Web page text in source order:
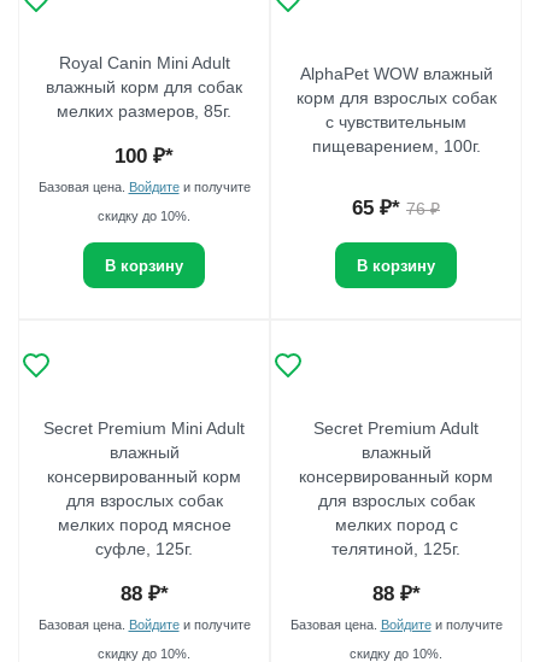
Royal Canin Mini Adult
влажный корм для собак
мелких размеров, 85г.
100 ₽*
Базовая цена. Войдитеи получите
скидку до 10%.
В корзину
AlphaPet WOW влажный
корм для взрослых собак
с чувствительным
пищеварением, 100г.
65 ₽* 76₽
В корзину
Secret Premium Mini Adult
влажный
консервированный корм
для взрослых собак
мелких пород мясное
суфле, 125г.
88₽*
Базовая цена. Войдитеи получите
скидку до 10%.
Secret Premium Adult
влажный
консервированный корм
для взрослых собак
мелких пород с
телятиной, 125г.
88₽*
Базовая цена. Войдитеи получите
скидку до 10%.